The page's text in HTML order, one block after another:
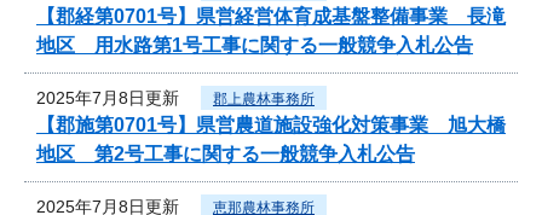
【郡経第0701号】県営経営体育成基盤整備事業 長滝
地区 用水路第1号工事に関する一般競争入札公告
2025年7月8日更新 郡上農林事務所
【郡施第0701号】県営農道施設強化対策事業 旭大橋
地区 第2号工事に関する一般競争入札公告
2025年7月8日更新 恵那農林事務所